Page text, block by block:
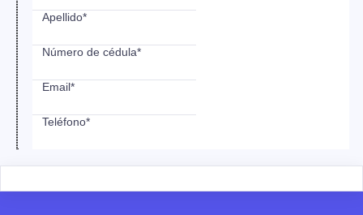
Apellido*
Número de cédula*
Email*
Teléfono*